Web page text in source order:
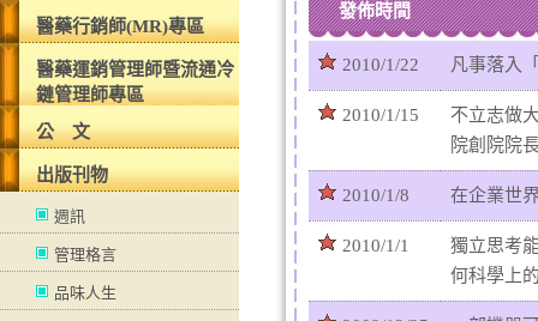
醫藥行銷師(MR)專區
醫藥運銷管理師暨流通冷
鏈管理師專區
公 文
出版刊物
週訊
管理格言
品味人生
發佈時間
2010/1/22 凡事落入
2010/1/15
不立志做
院創院院
2010/1/8 在企業世
2010/1/1
獨立思考
何科學上